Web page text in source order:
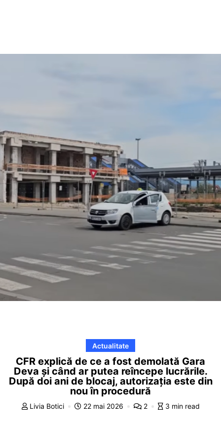
Actualitate
CFR explică de ce a fost demolată Gara
Deva și când ar putea reîncepe lucrările.
După doi ani de blocaj, autorizația este din
nou în procedură
Livia Botici 22 mai 2026 2 3 min read